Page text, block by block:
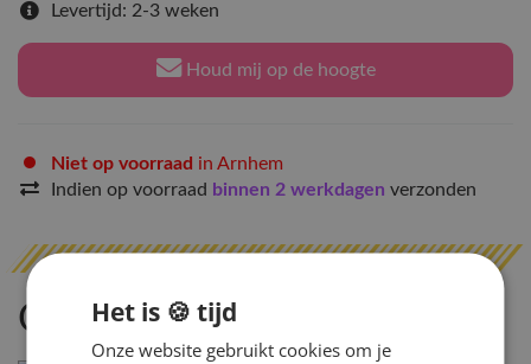
Levertijd: 2-3 weken
Houd mij op de hoogte
Niet op voorraad in Arnhem
Indien op voorraad binnen 2 werkdagen verzonden
Omschrijving
Het is 🍪 tijd
Onze website gebruikt cookies om je